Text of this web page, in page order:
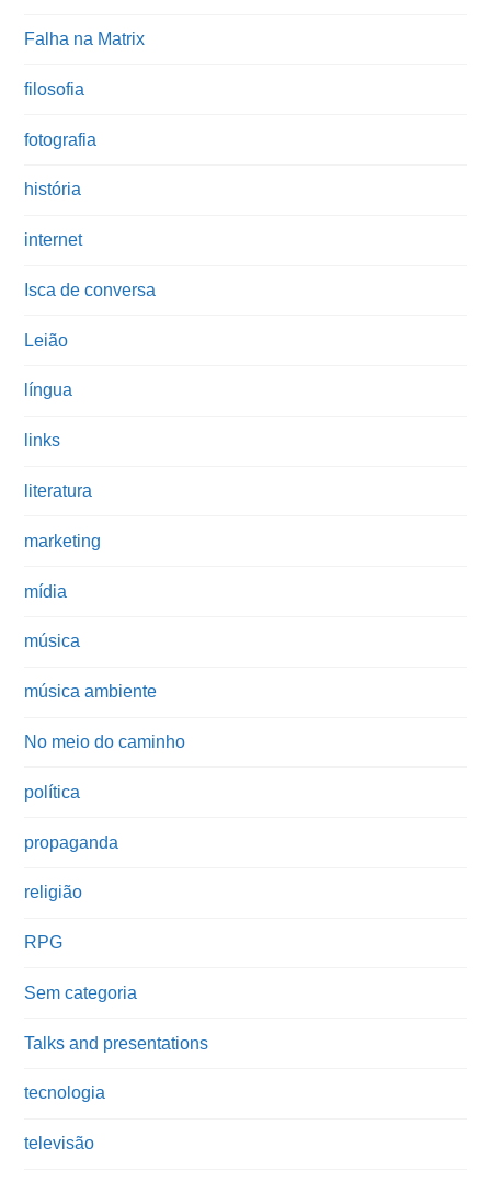
Falha na Matrix
filosofia
fotografia
história
internet
Isca de conversa
Leião
língua
links
literatura
marketing
mídia
música
música ambiente
No meio do caminho
política
propaganda
religião
RPG
Sem categoria
Talks and presentations
tecnologia
televisão